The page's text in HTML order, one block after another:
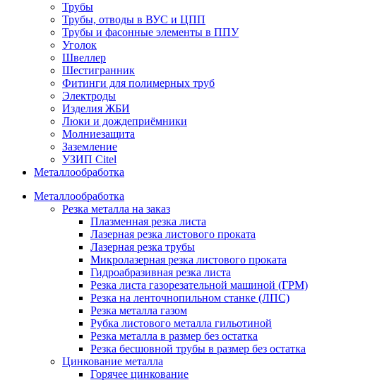
Трубы
Трубы, отводы в ВУС и ЦПП
Трубы и фасонные элементы в ППУ
Уголок
Швеллер
Шестигранник
Фитинги для полимерных труб
Электроды
Изделия ЖБИ
Люки и дождеприёмники
Молниезащита
Заземление
УЗИП Citel
Металлообработка
Металлообработка
Резка металла на заказ
Плазменная резка листа
Лазерная резка листового проката
Лазерная резка трубы
Микролазерная резка листового проката
Гидроабразивная резка листа
Резка листа газорезательной машиной (ГРМ)
Резка на ленточнопильном станке (ЛПС)
Резка металла газом
Рубка листового металла гильотиной
Резка металла в размер без остатка
Резка бесшовной трубы в размер без остатка
Цинкование металла
Горячее цинкование